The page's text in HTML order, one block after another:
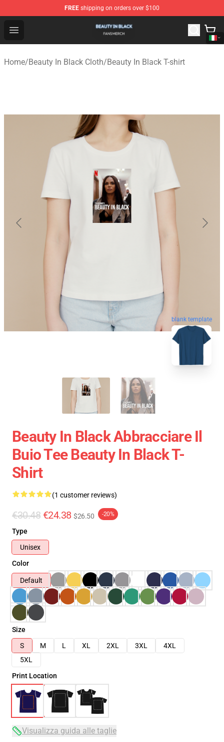
FREE shipping on orders over $100
Open menu
Beauty In Black Shop - Official Beauty In Black
Home/Beauty In Black Cloth/Beauty In Black T-shirt
blank template
Beauty In Black Abbracciare Il
Buio Tee Beauty In Black T-
Shirt
(1 customer reviews)
€30.48 €24.38 $26.50 -20%
Type
Unisex
Color
Default
Size
S
M L XL 2XL 3XL
4XL
5XL
Print Location
Visualizza guida alle taglie